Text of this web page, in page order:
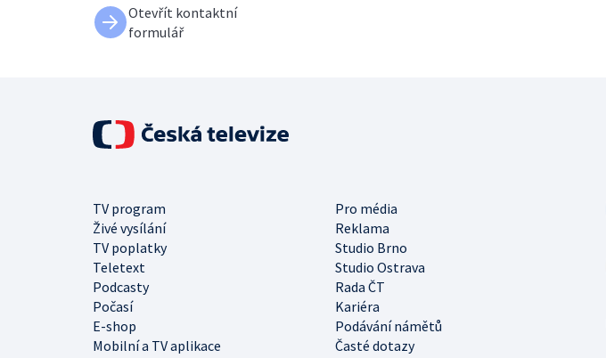
Otevřít kontaktní
formulář
TV program
Pro média
Živé vysílání
Reklama
TV poplatky
Studio Brno
Teletext
Studio Ostrava
Podcasty
Rada ČT
Počasí
Kariéra
E-shop
Podávání námětů
Mobilní a TV aplikace
Časté dotazy